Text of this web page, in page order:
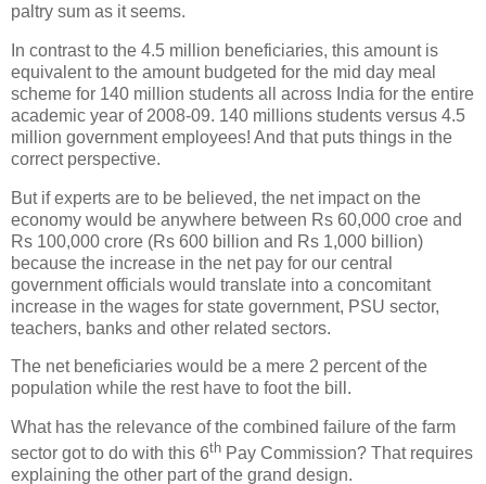
paltry sum as it seems.
In contrast to the 4.5 million beneficiaries, this amount is
equivalent to the amount budgeted for the mid day meal
scheme for 140 million students all across India for the entire
academic year of 2008-09. 140 millions students versus 4.5
million government employees! And that puts things in the
correct perspective.
But if experts are to be believed, the net impact on the
economy would be anywhere between Rs 60,000 croe and
Rs 100,000 crore (Rs 600 billion and Rs 1,000 billion)
because the increase in the net pay for our central
government officials would translate into a concomitant
increase in the wages for state government, PSU sector,
teachers, banks and other related sectors.
The net beneficiaries would be a mere 2 percent of the
population while the rest have to foot the bill.
What has the relevance of the combined failure of the farm
sector got to do with this 6th Pay Commission? That requires
explaining the other part of the grand design.